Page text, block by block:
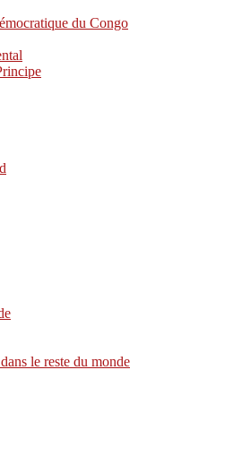
du Congo
le reste du monde